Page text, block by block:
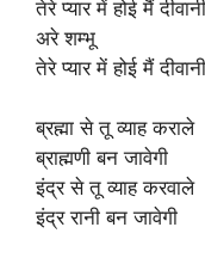
तेरे प्यार में होई मैं दीवानी
अरे शम्भू
तेरे प्यार में होई मैं दीवानी
ब्रह्मा से तू व्याह कराले
ब्राह्मणी बन जावेगी
इंद्र से तू व्याह करवाले
इंद्र रानी बन जावेगी